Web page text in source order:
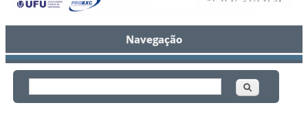
Legislação
Canais
Navegação
Formulário de busca
Buscar